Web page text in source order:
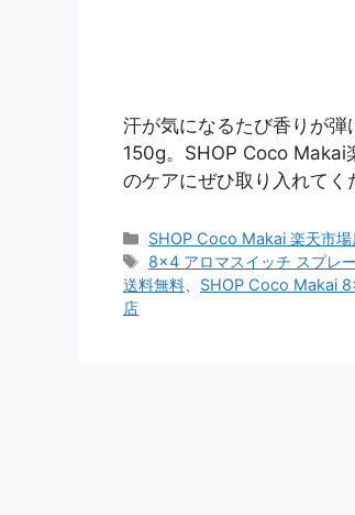
汗が気になるたび香りが弾
150g。SHOP Coco Makai
のケアにぜひ取り入れてく
カ
テ
ゴ
SHOP Coco Makai 楽天市場
タ
グ
8x4 アロマスイッチ スプレ
送料無料
SHOP Coco Makai
店